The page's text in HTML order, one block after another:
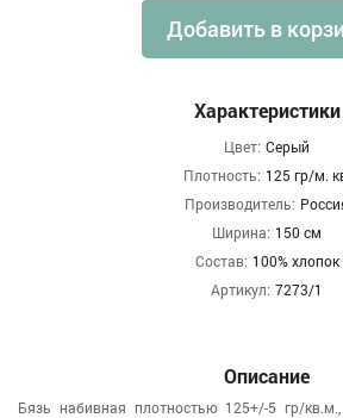
Добавить в
Характеристики
Цвет: Серый
Плотность: 125 гр/м.
Производитель:
Ширина: 150 см
Состав: 100% хлопок
Артикул: 7273/1
Описание
Бязь набивная плотностью 125+/-5 гр/